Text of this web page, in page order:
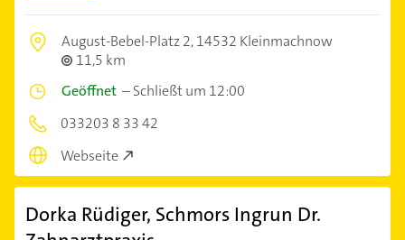
August-Bebel-Platz 2,14532 Kleinmachnow
11,5 km
Geöffnet –Schließt um 12:00
033203 8 33 42
Webseite
Dorka Rüdiger, Schmors Ingrun Dr.